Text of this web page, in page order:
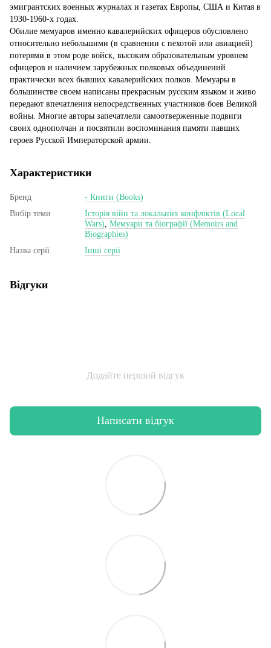
эмигрантских военных журналах и газетах Европы, США и Китая в
1930-1960-х годах.
Обилие мемуаров именно кавалерийских офицеров обусловлено
относительно небольшими (в сравнении с пехотой или авиацией)
потерями в этом роде войск, высоким образовательным уровнем
офицеров и наличием зарубежных полковых объединений
практически всех бывших кавалерийских полков. Мемуары в
большинстве своем написаны прекрасным русским языком и живо
передают впечатления непосредственных участников боев Великой
войны. Многие авторы запечатлели самоотверженные подвиги
своих однополчан и посвятили воспоминания памяти павших
героев Русской Императорской армии.
Характеристики
Бренд
- Книги (Books)
Вибір теми
Історія війн та локальних конфліктів (Local
Wars) Мемуари та біографії (Memoirs and
Biographies)
Назва серії
Інші серії
Відгуки
Додайте перший відгук
Написати відгук